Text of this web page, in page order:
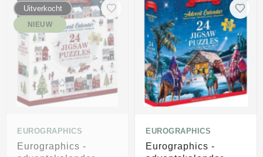
Uitverkocht
NIEUW
EUROGRAPHICS
Eurographics -
EUROGRAPHICS
Eurographics -